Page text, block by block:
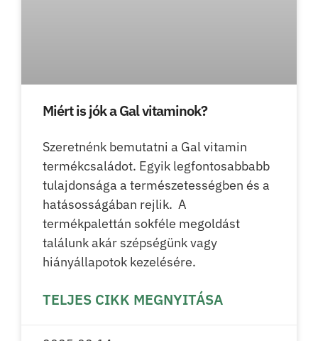
Miért is jók a Gal vitaminok?
Szeretnénk bemutatni a Gal vitamin
termékcsaládot. Egyik legfontosabbabb
tulajdonsága a természetességben és a
hatásosságában rejlik. A
termékpalettán sokféle megoldást
találunk akár szépségünk vagy
hiányállapotok kezelésére.
TELJES CIKK MEGNYITÁSA